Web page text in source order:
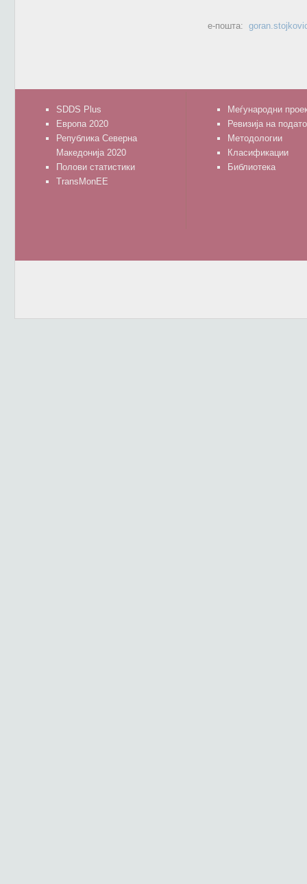
е-пошта:
SDDS Plus
Европа 2020
Република Северна
Македонија 2020
Полови статистики
TransMonEE
Меѓународни
Ревизија на
Методологии
Класификации
Библиотека